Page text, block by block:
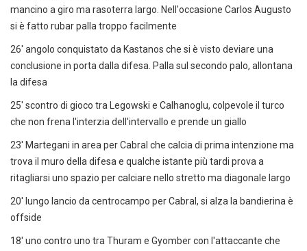
mancino a giro ma rasoterra largo. Nell'occasione Carlos Augusto
si è fatto rubar palla troppo facilmente
26' angolo conquistato da Kastanos che si è visto deviare una
conclusione in porta dalla difesa. Palla sul secondo palo, allontana
la difesa
25' scontro di gioco tra Legowski e Calhanoglu, colpevole il turco
che non frena l'interzia dell'intervallo e prende un giallo
23' Martegani in area per Cabral che calcia di prima intenzione ma
trova il muro della difesa e qualche istante più tardi prova a
ritagliarsi uno spazio per calciare nello stretto ma diagonale largo
20' lungo lancio da centrocampo per Cabral, si alza la bandierina è
offside
18' uno contro uno tra Thuram e Gyomber con l'attaccante che